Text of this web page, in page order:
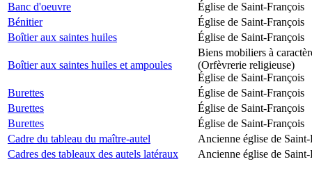
Banc d'oeuvre
Église de Saint-François
Bénitier
Église de Saint-François
Boîtier aux saintes huiles
Église de Saint-François
Boîtier aux saintes huiles et ampoules
Biens mobiliers à
(Orfèvrerie religieuse)
Église de Saint-François
Burettes
Église de Saint-François
Burettes
Église de Saint-François
Burettes
Église de Saint-François
Cadre du tableau du maître-autel
Ancienne église de Saint-
Cadres des tableaux des autels latéraux
Ancienne église de Saint-